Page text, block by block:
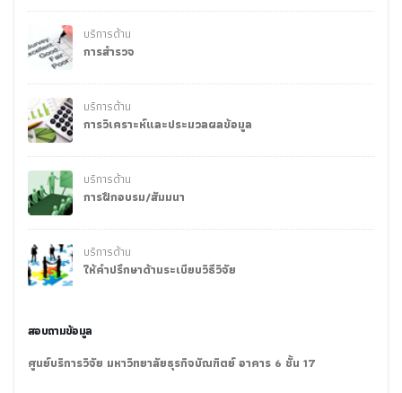
บริการด้าน
การสำรวจ
บริการด้าน
การวิเคราะห์และประมวลผลข้อมูล
บริการด้าน
การฝึกอบรม/สัมมนา
บริการด้าน
ให้คำปรึกษาด้านระเบียบวิธีวิจัย
สอบถามข้อมูล
ศูนย์บริการวิจัย มหาวิทยาลัยธุรกิจบัณฑิตย์ อาคาร 6 ชั้น 17